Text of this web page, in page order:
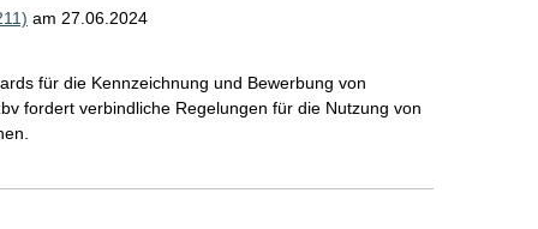
am 27.06.2024
für die Kennzeichnung und Bewerbung von
fordert verbindliche Regelungen für die Nutzung von